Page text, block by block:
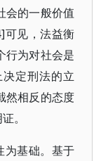
会的一般价值
可见，法益衡
行为对社会是
定刑法的立
然相反的态度
。
为基础。基于